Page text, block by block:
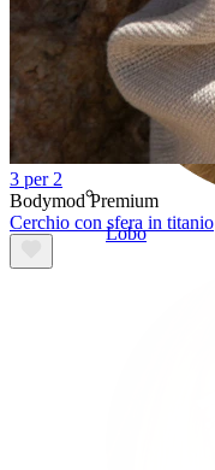
Lobo
3 per 2
Bodymod Premium
Cerchio con sfera in titanio